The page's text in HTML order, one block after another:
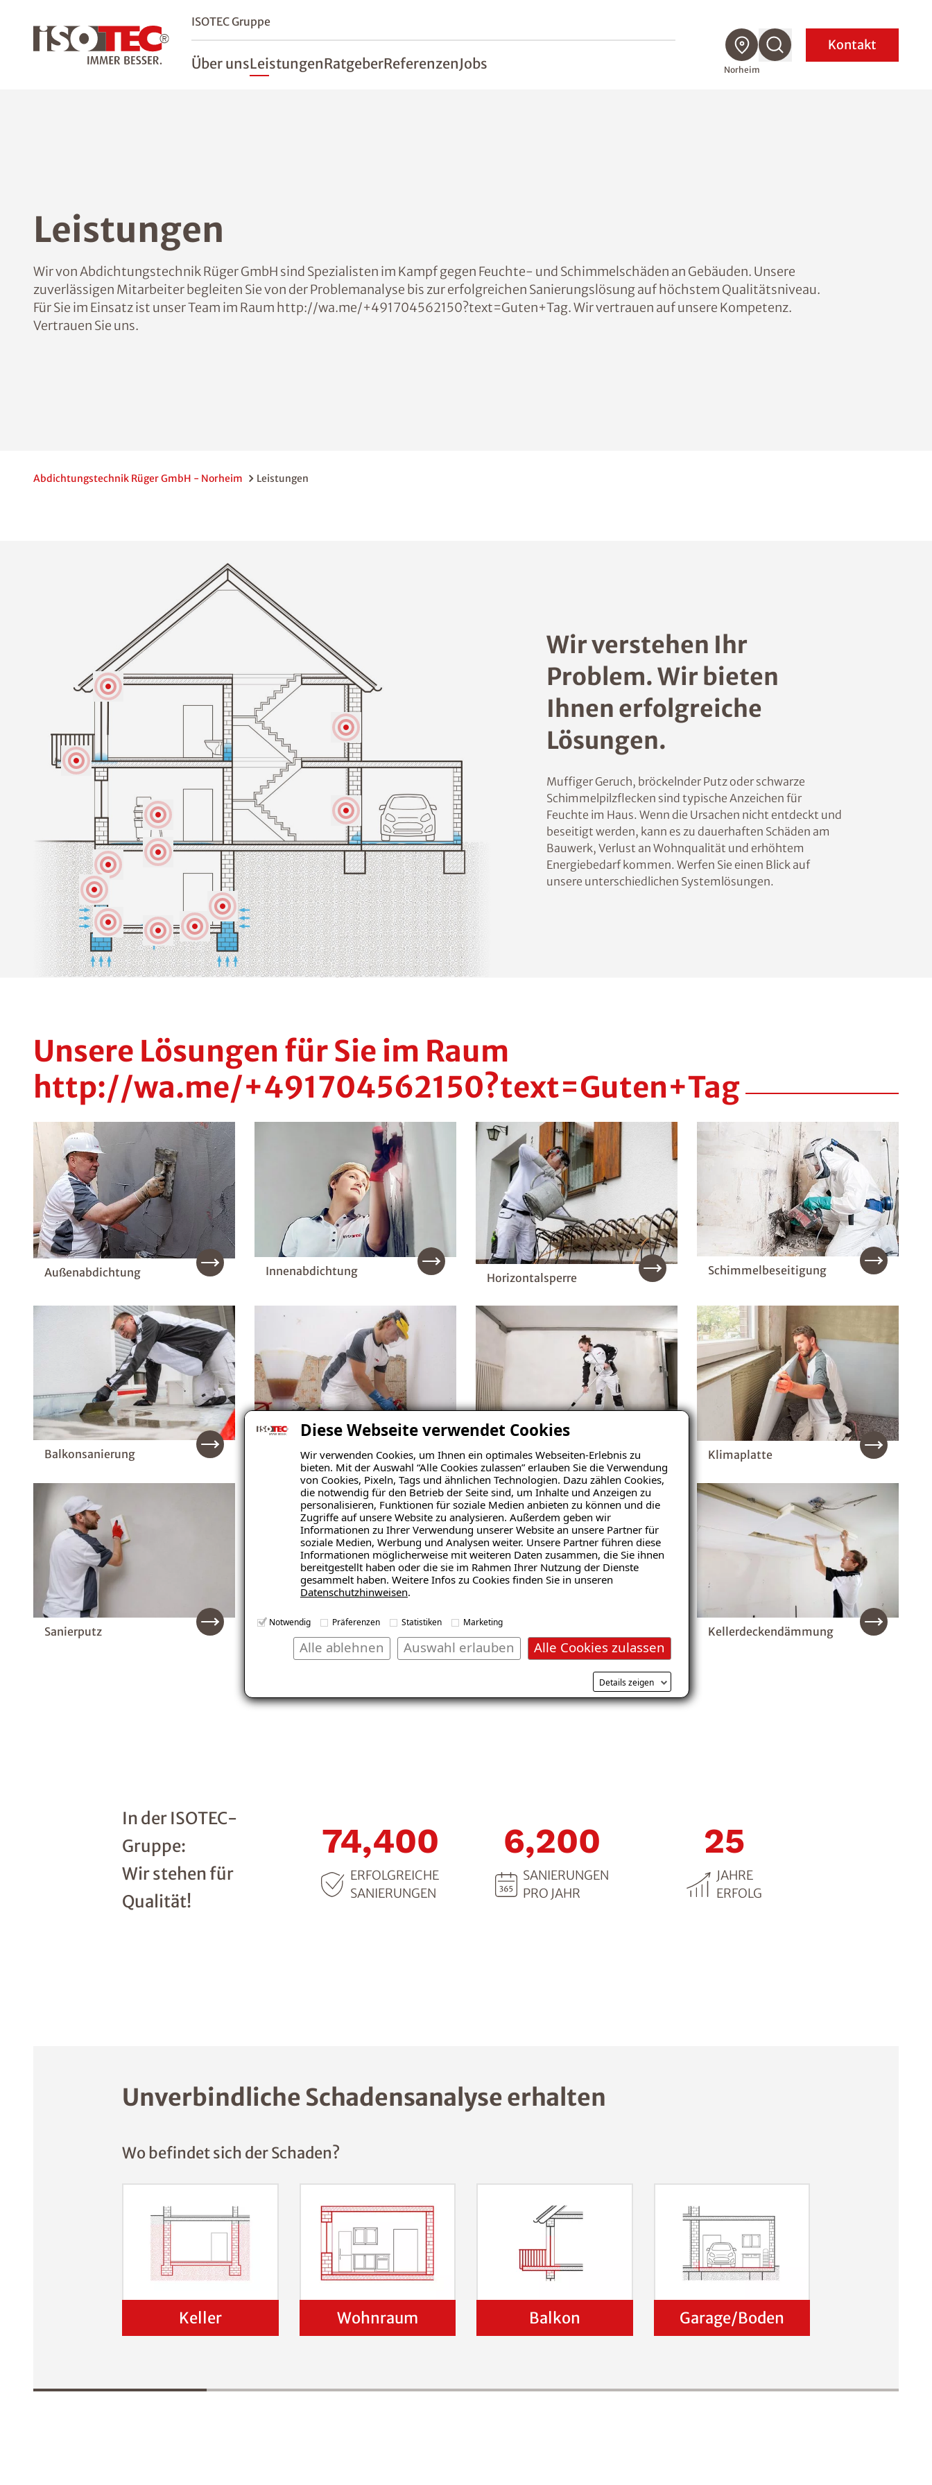
Diese Webseite verwendet Cookies
Wir verwenden Cookies, um Ihnen ein optimales Webseiten-Erlebnis zu
bieten. Mit der Auswahl “Alle Cookies zulassen” erlauben Sie die Verwendung
von Cookies, Pixeln, Tags und ähnlichen Technologien. Dazu zählen Cookies,
die notwendig für den Betrieb der Seite sind, um Inhalte und Anzeigen zu
personalisieren, Funktionen für soziale Medien anbieten zu können und die
Zugriffe auf unsere Website zu analysieren. Außerdem geben wir
Informationen zu Ihrer Verwendung unserer Website an unsere Partner für
soziale Medien, Werbung und Analysen weiter. Unsere Partner führen diese
Informationen möglicherweise mit weiteren Daten zusammen, die Sie ihnen
bereitgestellt haben oder die sie im Rahmen Ihrer Nutzung der Dienste
gesammelt haben. Weitere Infos zu Cookies finden Sie in unseren
Datenschutzhinweisen.
Notwendig Präferenzen Statistiken Marketing
Alle Cookies zulassen
Auswahl erlauben
Alle ablehnen
Details zeigen
ISOTEC Gruppe
Über unsLeistungenRatgeberReferenzenJobs Norheim
Kontakt
Leistungen
Wir von Abdichtungstechnik Rüger GmbH sind Spezialisten im Kampf gegen Feuchte- und Schimmelschäden an Gebäuden. Unsere
zuverlässigen Mitarbeiter begleiten Sie von der Problemanalyse bis zur erfolgreichen Sanierungslösung auf höchstem Qualitätsniveau.
Für Sie im Einsatz ist unser Team im Raum http://wa.me/+491704562150?text=Guten+Tag. Wir vertrauen auf unsere Kompetenz.
Vertrauen Sie uns.
Abdichtungstechnik Rüger GmbH - Norheim Leistungen
Wir verstehen Ihr
Problem. Wir bieten
Ihnen erfolgreiche
Lösungen.
Muffiger Geruch, bröckelnder Putz oder schwarze
Schimmelpilzflecken sind typische Anzeichen für
Feuchte im Haus. Wenn die Ursachen nicht entdeckt und
beseitigt werden, kann es zu dauerhaften Schäden am
Bauwerk, Verlust an Wohnqualität und erhöhtem
Energiebedarf kommen. Werfen Sie einen Blick auf
unsere unterschiedlichen Systemlösungen.
Unsere Lösungen für Sie im Raum
http://wa.me/+491704562150?text=Guten+Tag
Außenabdichtung Innenabdichtung Horizontalsperre
Schimmelbeseitigung
Balkonsanierung Rissinjektion/Flexband Kellerbodensanierung Klimaplatte
Sanierputz Innendämmung Kellerdeckendämmung
In der ISOTEC-
Gruppe:
Wir stehen für
Qualität!
117,600
ERFOLGREICHE
SANIERUNGEN
9,800
SANIERUNGEN
PRO JAHR
30
JAHRE
ERFOLG
Unverbindliche Schadensanalyse erhalten
Wo befindet sich der Schaden?
Keller Wohnraum Balkon Garage/Boden